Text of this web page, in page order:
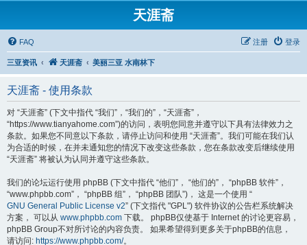
天涯斋
FAQ 登录
注册
三亚资讯 天涯斋 美丽三亚 水南林下
天涯斋 - 使用条款
对 “天涯斋” (下文中指代 “我们”，“我们的”，“天涯斋”，
“https://www.tianyahome.com”)的访问，表明您同意并遵守以下具有法律效力之
条款。如果您不同意以下条款，请停止访问和使用 “天涯斋”。我们可能在我们认
为合适的时候，在并未通知您的情况下改变这些条款，您在条款改变后继续使用
“天涯斋” 将被认为认同并遵守这些条款。
我们的论坛运行使用 phpBB (下文中指代 “他们”， “他们的”， “phpBB 软件”，
“www.phpbb.com”， “phpBB 组”， “phpBB 团队”)， 这是一个使用 “
GNU General Public License v2” (下文指代 "GPL") 软件协议的公告栏系统解决
方案， 可以从 www.phpbb.com 下载。 phpBB仅使基于 Internet 的讨论更容易，
phpBB Group不对所讨论的内容负责。 如果希望得到更多关于phpBB的信息，
请访问: https://www.phpbb.com/。